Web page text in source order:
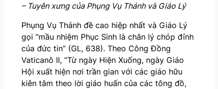
– Tuyên xưng của Phụng Vụ Thánh và Giáo Lý
Phụng Vụ Thánh đề cao hiệp nhất và Giáo Lý
gọi “mầu nhiệm Phục Sinh là chân lý chóp đỉnh
của đức tin” (GL, 638). Theo Công Đồng
Vaticanô II, “Từ ngày Hiện Xuống, ngày Giáo
Hội xuất hiện nơi trần gian với các giáo hữu
kiên tâm theo lời giáo huấn của các tông đồ,